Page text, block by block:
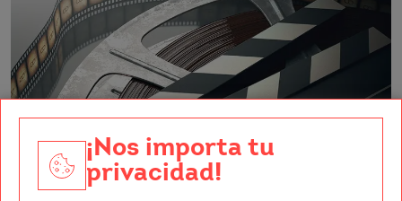
¡Nos importa tu
privacidad!